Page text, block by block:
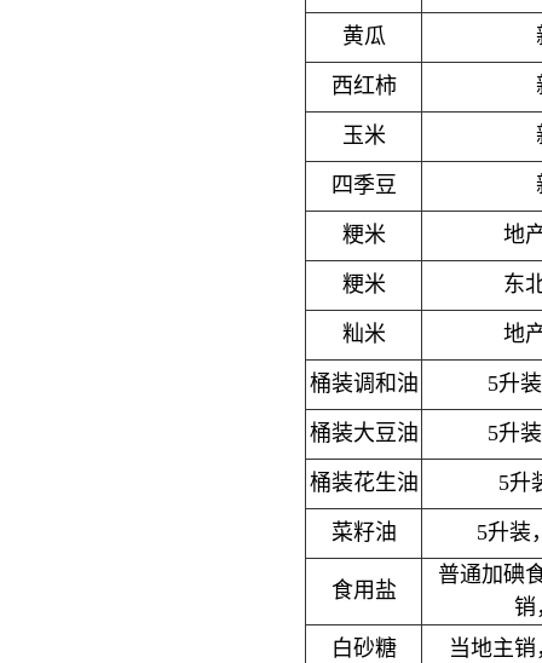
黄瓜
西红柿
玉米
四季豆
粳米 地
粳米 东
籼米 地
桶装调和油 5升
桶装大豆油 5升
桶装花生油 5升
菜籽油 5升装
食用盐
普通加碘
销
白砂糖
当地主